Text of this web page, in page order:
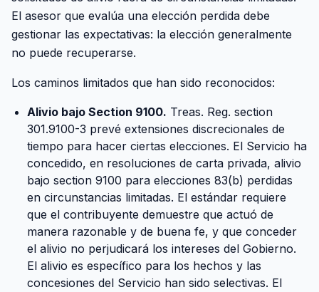
El asesor que evalúa una elección perdida debe
gestionar las expectativas: la elección generalmente
no puede recuperarse.
Los caminos limitados que han sido reconocidos:
Alivio bajo Section 9100. Treas. Reg. section
301.9100-3 prevé extensiones discrecionales de
tiempo para hacer ciertas elecciones. El Servicio ha
concedido, en resoluciones de carta privada, alivio
bajo section 9100 para elecciones 83(b) perdidas
en circunstancias limitadas. El estándar requiere
que el contribuyente demuestre que actuó de
manera razonable y de buena fe, y que conceder
el alivio no perjudicará los intereses del Gobierno.
El alivio es específico para los hechos y las
concesiones del Servicio han sido selectivas. El